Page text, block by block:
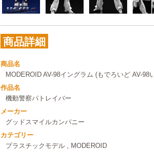
商品詳細
商品名
MODEROID AV-98イングラム (もでろいど AV-98
作品名
機動警察パトレイバー
メーカー
グッドスマイルカンパニー
カテゴリー
プラスチックモデル
MODEROID